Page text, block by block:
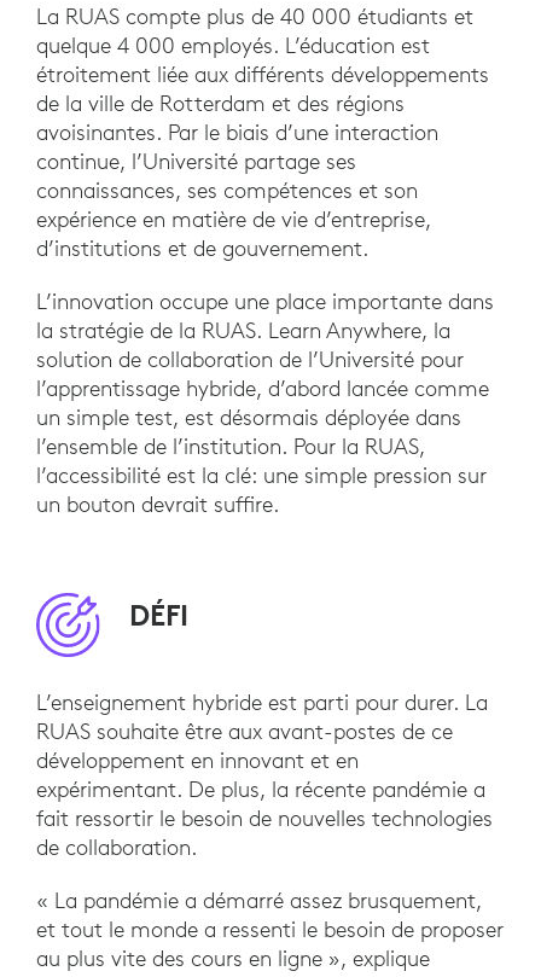
La RUAS compte plus de 40 000 étudiants et
quelque 4 000 employés. L’éducation est
étroitement liée aux différents développements
de la ville de Rotterdam et des régions
avoisinantes. Par le biais d’une interaction
continue, l’Université partage ses
connaissances, ses compétences et son
expérience en matière de vie d’entreprise,
d’institutions et de gouvernement.
L’innovation occupe une place importante dans
la stratégie de la RUAS. Learn Anywhere, la
solution de collaboration de l’Université pour
l’apprentissage hybride, d’abord lancée comme
un simple test, est désormais déployée dans
l’ensemble de l’institution. Pour la RUAS,
l’accessibilité est la clé: une simple pression sur
un bouton devrait suffire.
DÉFI
L’enseignement hybride est parti pour durer. La
RUAS souhaite être aux avant-postes de ce
développement en innovant et en
expérimentant. De plus, la récente pandémie a
fait ressortir le besoin de nouvelles technologies
de collaboration.
« La pandémie a démarré assez brusquement,
et tout le monde a ressenti le besoin de proposer
au plus vite des cours en ligne », explique